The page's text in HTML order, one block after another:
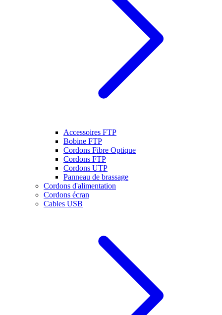
Accessoires FTP
Bobine FTP
Cordons Fibre Optique
Cordons FTP
Cordons UTP
Panneau de brassage
Cordons d'alimentation
Cordons écran
Cables USB